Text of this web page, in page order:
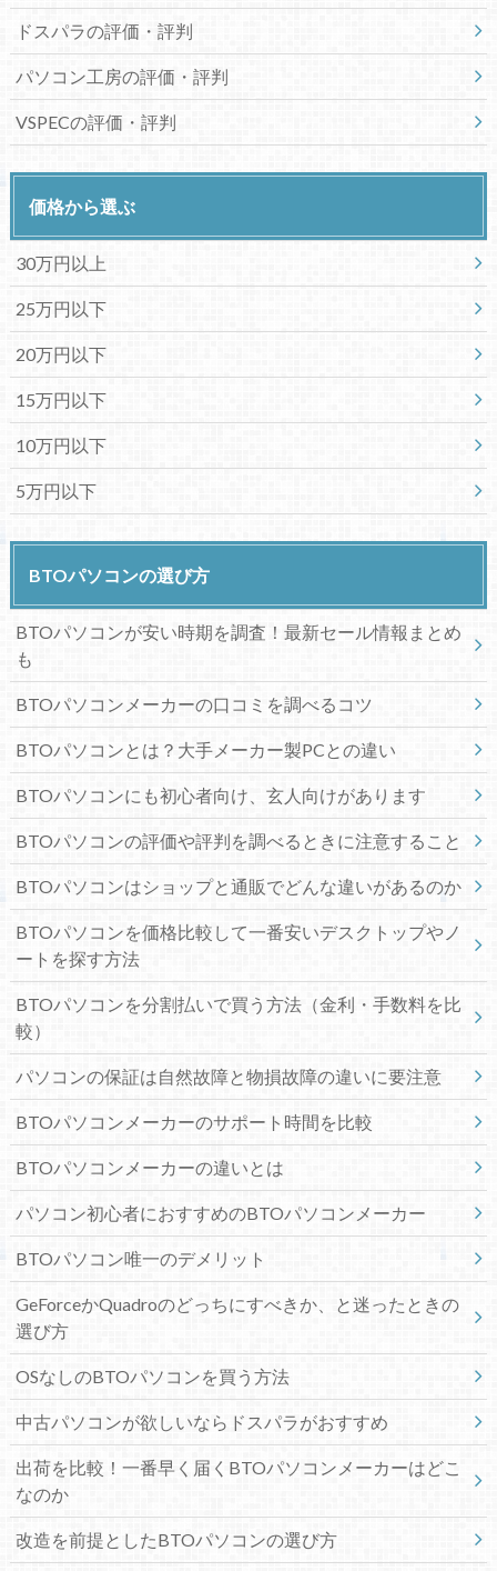
ドスパラの評価・評判
パソコン工房の評価・評判
VSPECの評価・評判
価格から選ぶ
30万円以上
25万円以下
20万円以下
15万円以下
10万円以下
5万円以下
BTOパソコンの選び方
BTOパソコンが安い時期を調査！最新セール情報まとめ
も
BTOパソコンメーカーの口コミを調べるコツ
BTOパソコンとは？大手メーカー製PCとの違い
BTOパソコンにも初心者向け、玄人向けがあります
BTOパソコンの評価や評判を調べるときに注意すること
BTOパソコンはショップと通販でどんな違いがあるのか
BTOパソコンを価格比較して一番安いデスクトップやノ
ートを探す方法
BTOパソコンを分割払いで買う方法（金利・手数料を比
較）
パソコンの保証は自然故障と物損故障の違いに要注意
BTOパソコンメーカーのサポート時間を比較
BTOパソコンメーカーの違いとは
パソコン初心者におすすめのBTOパソコンメーカー
BTOパソコン唯一のデメリット
GeForceかQuadroのどっちにすべきか、と迷ったときの
選び方
OSなしのBTOパソコンを買う方法
中古パソコンが欲しいならドスパラがおすすめ
出荷を比較！一番早く届くBTOパソコンメーカーはどこ
なのか
改造を前提としたBTOパソコンの選び方